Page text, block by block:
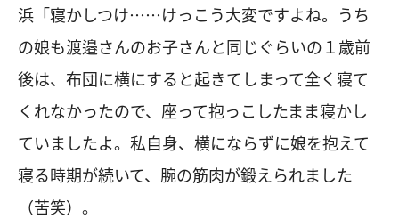
浜「寝かしつけ……けっこう大変ですよね。うち
の娘も渡邉さんのお子さんと同じぐらいの１歳前
後は、布団に横にすると起きてしまって全く寝て
くれなかったので、座って抱っこしたまま寝かし
ていましたよ。私自身、横にならずに娘を抱えて
寝る時期が続いて、腕の筋肉が鍛えられました
（苦笑）。